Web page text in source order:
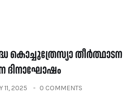
കൊച്ചുത്രേസ്യാ തീർത്ഥാടന
ദിനാഘോഷം
11, 2025 0 COMMENTS